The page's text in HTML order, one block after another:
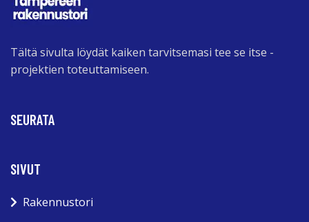
Tältä sivulta löydät kaiken tarvitsemasi tee se itse -
projektien toteuttamiseen.
SEURATA
SIVUT
Rakennustori